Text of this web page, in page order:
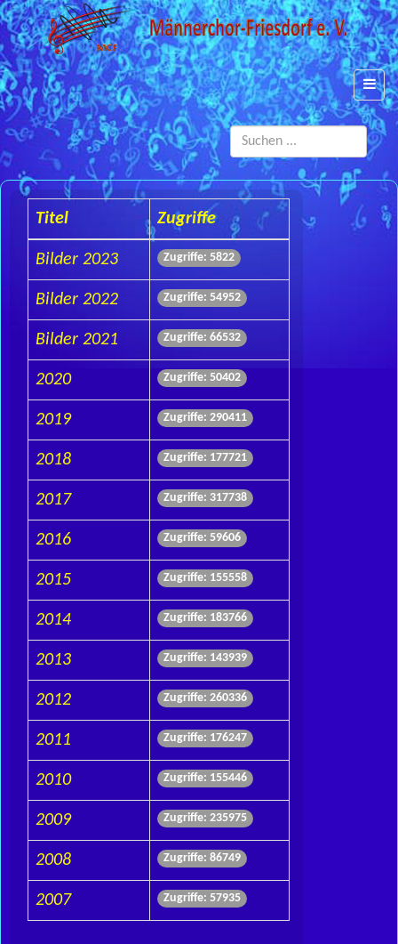
...
Titel Zugriffe
Bilder 2023 Zugriffe: 5822
Bilder 2022 Zugriffe: 54952
Bilder 2021 Zugriffe: 66532
2020 Zugriffe: 50402
2019 Zugriffe: 290411
2018 Zugriffe: 177721
2017 Zugriffe: 317738
2016 Zugriffe: 59606
2015 Zugriffe: 155558
2014 Zugriffe: 183766
2013 Zugriffe: 143939
2012 Zugriffe: 260336
2011 Zugriffe: 176247
2010 Zugriffe: 155446
2009 Zugriffe: 235975
2008 Zugriffe: 86749
2007 Zugriffe: 57935